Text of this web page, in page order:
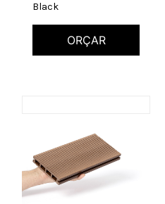
Black
ORÇAR